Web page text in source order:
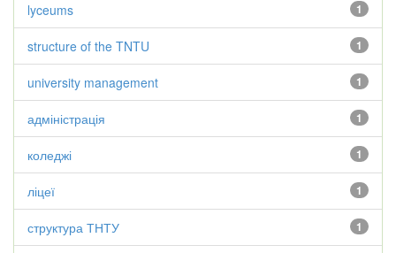
1
lyceums
1
structure of the TNTU
1
university management
1
адміністрація
1
коледжі
1
ліцеї
1
структура ТНТУ